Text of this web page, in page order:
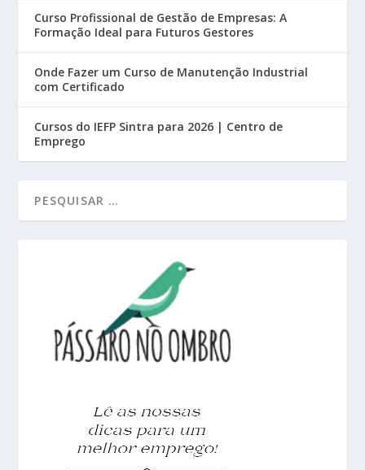
Curso Profissional de Gestão de Empresas: A
Formação Ideal para Futuros Gestores
Onde Fazer um Curso de Manutenção Industrial
com Certificado
Cursos do IEFP Sintra para 2026 | Centro de
Emprego